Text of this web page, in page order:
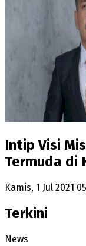
Intip Visi
Termuda di
Kamis, 1 Jul 2021
Terkini
News